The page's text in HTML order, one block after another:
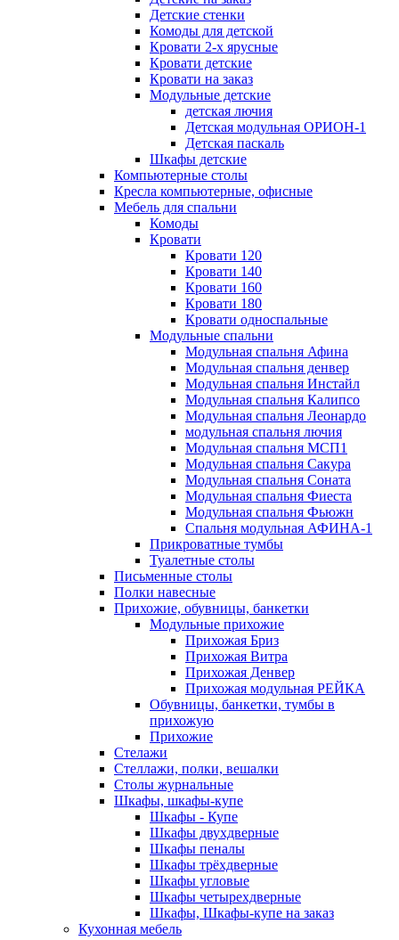
Детские стенки
Комоды для детской
Кровати 2-х ярусные
Кровати детские
Кровати на заказ
Модульные детские
детская лючия
Детская модульная ОРИОН-1
Детская паскаль
Шкафы детские
Компьютерные столы
Кресла компьютерные, офисные
Мебель для спальни
Комоды
Кровати
Кровати 120
Кровати 140
Кровати 160
Кровати 180
Кровати односпальные
Модульные спальни
Модульная спальня Афина
Модульная спальня денвер
Модульная спальня Инстайл
Модульная спальня Калипсо
Модульная спальня Леонардо
модульная спальня лючия
Модульная спальня МСП1
Модульная спальня Сакура
Модульная спальня Соната
Модульная спальня Фиеста
Модульная спальня Фьюжн
Спальня модульная АФИНА-1
Прикроватные тумбы
Туалетные столы
Письменные столы
Полки навесные
Прихожие, обувницы, банкетки
Модульные прихожие
Прихожая Бриз
Прихожая Витра
Прихожая Денвер
Прихожая модульная РЕЙКА
Обувницы, банкетки, тумбы в
прихожую
Прихожие
Стелажи
Стеллажи, полки, вешалки
Столы журнальные
Шкафы, шкафы-купе
Шкафы - Купе
Шкафы двухдверные
Шкафы пеналы
Шкафы трёхдверные
Шкафы угловые
Шкафы четырехдверные
Шкафы, Шкафы-купе на заказ
Кухонная мебель